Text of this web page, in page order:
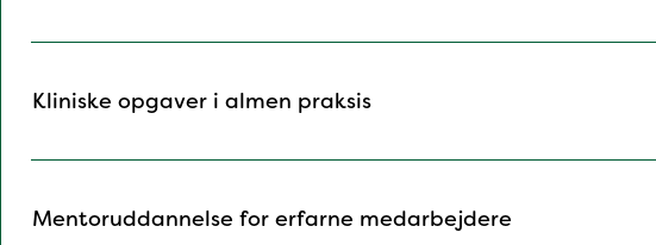
Kliniske opgaver i almen praksis
Mentoruddannelse for erfarne medarbejdere